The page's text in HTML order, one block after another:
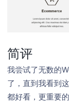
简评
我尝试了无数的
了，直到我看到
都好看，更重要